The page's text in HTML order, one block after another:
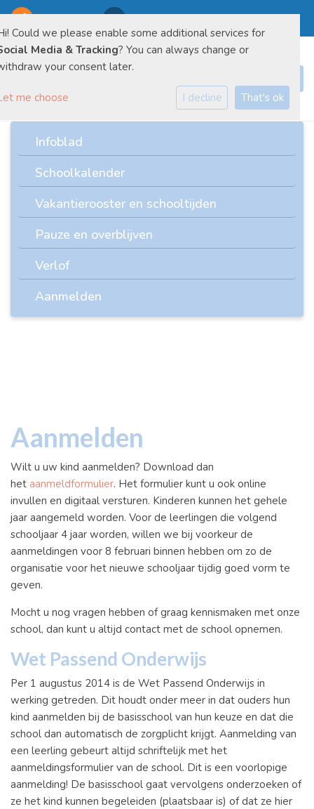
0478-550310 E-mailadres
Infoblad
Schoolkalender
Vakantierooster en schooltijden
Pauze en overblijven
Verlof
Aanmelden
Aanmelden
Wilt u uw kind aanmelden? Download dan
het aanmeldformulier. Het formulier kunt u ook online
invullen en digitaal versturen. Kinderen kunnen het gehele
jaar aangemeld worden. Voor de leerlingen die volgend
schooljaar 4 jaar worden, willen we bij voorkeur de
aanmeldingen voor 8 februari binnen hebben om zo de
organisatie voor het nieuwe schooljaar tijdig goed vorm te
geven.
Mocht u nog vragen hebben of graag kennismaken met onze
school, dan kunt u altijd contact met de school opnemen.
Wet Passend Onderwijs
Per 1 augustus 2014 is de Wet Passend Onderwijs in
werking getreden. Dit houdt onder meer in dat ouders hun
kind aanmelden bij de basisschool van hun keuze en dat die
school dan automatisch de zorgplicht krijgt. Aanmelding van
een leerling gebeurt altijd schriftelijk met het
aanmeldingsformulier van de school. Dit is een voorlopige
aanmelding! De basisschool gaat vervolgens onderzoeken of
ze het kind kunnen begeleiden (plaatsbaar is) of dat ze hier
Could we please enable some additional services for
Media & Tracking? You can always change or
your consent later.
me choose I decline That's ok